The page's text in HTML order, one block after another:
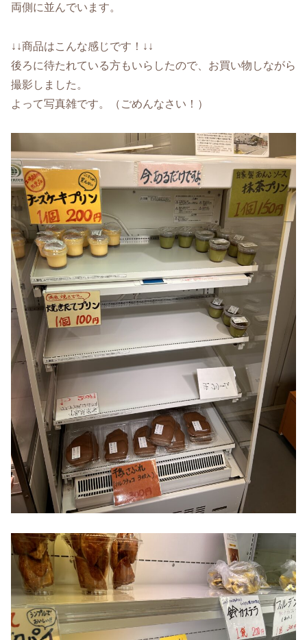
両側に並んでいます。
↓↓商品はこんな感じです！↓↓
後ろに待たれている方もいらしたので、お買い物しながら
撮影しました。
よって写真雑です。（ごめんなさい！）